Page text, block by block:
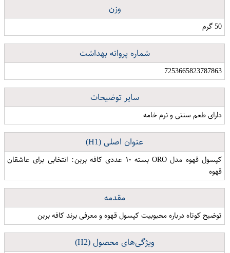
وزن
50 گرم
شماره پروانه بهداشت
7253665823787863
سایر توضیحات
دارای طعم سنتی و نرم خامه
عنوان اصلی (H1)
کپسول قهوه مدل ORO بسته ۱۰ عددی کافه بربن: انتخابی برای عاشقان
قهوه
مقدمه
توضیح کوتاه درباره محبوبیت کپسول قهوه و معرفی برند کافه بربن
ویژگی‌های محصول (H2)